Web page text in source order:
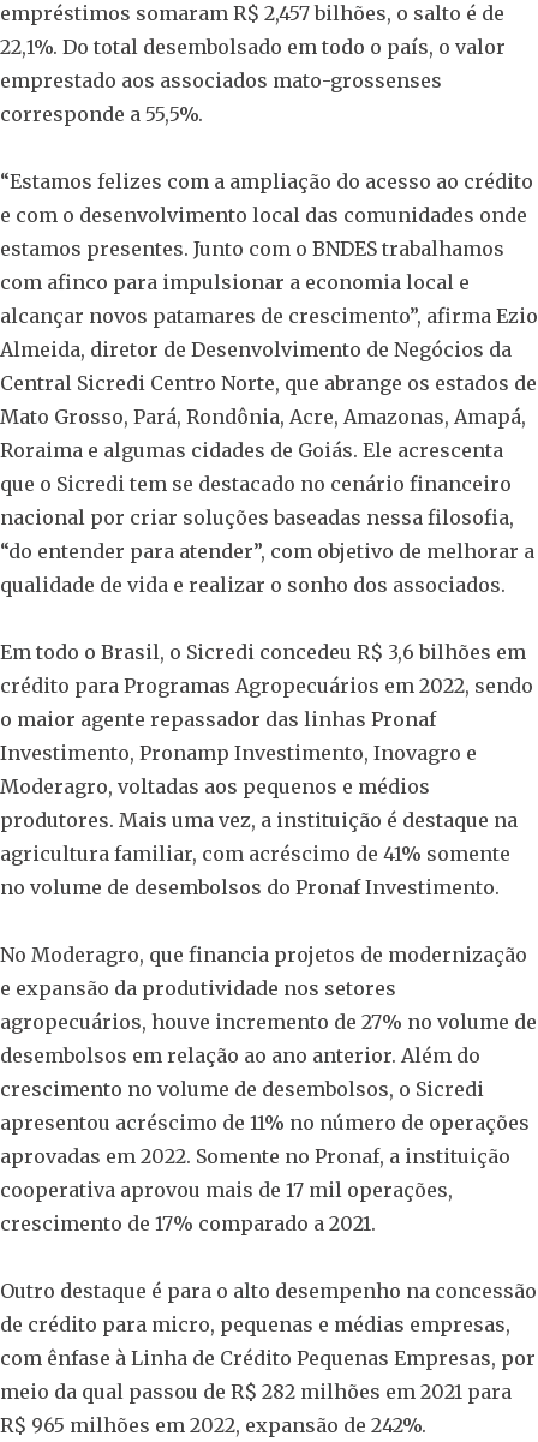
empréstimos somaram R$ 2,457 bilhões, o salto é de
22,1%. Do total desembolsado em todo o país, o valor
emprestado aos associados mato-grossenses
corresponde a 55,5%.
“Estamos felizes com a ampliação do acesso ao crédito
e com o desenvolvimento local das comunidades onde
estamos presentes. Junto com o BNDES trabalhamos
com afinco para impulsionar a economia local e
alcançar novos patamares de crescimento”, afirma Ezio
Almeida, diretor de Desenvolvimento de Negócios da
Central Sicredi Centro Norte, que abrange os estados de
Mato Grosso, Pará, Rondônia, Acre, Amazonas, Amapá,
Roraima e algumas cidades de Goiás. Ele acrescenta
que o Sicredi tem se destacado no cenário financeiro
nacional por criar soluções baseadas nessa filosofia,
“do entender para atender”, com objetivo de melhorar a
qualidade de vida e realizar o sonho dos associados.
Em todo o Brasil, o Sicredi concedeu R$ 3,6 bilhões em
crédito para Programas Agropecuários em 2022, sendo
o maior agente repassador das linhas Pronaf
Investimento, Pronamp Investimento, Inovagro e
Moderagro, voltadas aos pequenos e médios
produtores. Mais uma vez, a instituição é destaque na
agricultura familiar, com acréscimo de 41% somente
no volume de desembolsos do Pronaf Investimento.
No Moderagro, que financia projetos de modernização
e expansão da produtividade nos setores
agropecuários, houve incremento de 27% no volume de
desembolsos em relação ao ano anterior. Além do
crescimento no volume de desembolsos, o Sicredi
apresentou acréscimo de 11% no número de operações
aprovadas em 2022. Somente no Pronaf, a instituição
cooperativa aprovou mais de 17 mil operações,
crescimento de 17% comparado a 2021.
Outro destaque é para o alto desempenho na concessão
de crédito para micro, pequenas e médias empresas,
com ênfase à Linha de Crédito Pequenas Empresas, por
meio da qual passou de R$ 282 milhões em 2021 para
R$ 965 milhões em 2022, expansão de 242%.